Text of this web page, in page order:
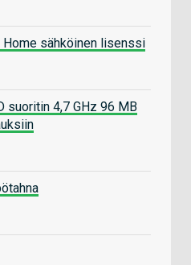
sähköinen lisenssi
suoritin 4,7 GHz 96 MB